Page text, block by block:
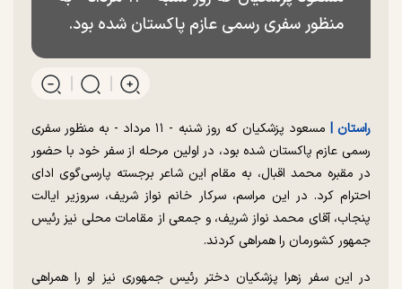
منظور سفری رسمی عازم پاکستان شده بود.
راستان |
مسعود پزشکیان که روز شنبه - ۱۱ مرداد - به منظور سفری
رسمی عازم پاکستان شده بود، در اولین مرحله از سفر خود با حضور
در مقبره محمد اقبال، به مقام این شاعر برجسته پارسی‌گوی ادای
احترام کرد. در این مراسم، سرکار خانم نواز شریف، سروزیر ایالت
پنجاب، آقای محمد نواز شریف، و جمعی از مقامات محلی نیز رئیس
جمهور کشورمان را همراهی کردند.
در این سفر زهرا پزشکیان دختر رئیس جمهوری نیز او را همراهی